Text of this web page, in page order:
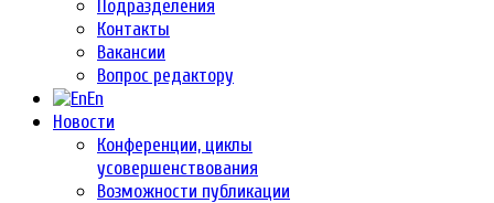
Подразделения
Контакты
Вакансии
Вопрос редактору
En
Новости
Конференции, циклы
усовершенствования
Возможности публикации